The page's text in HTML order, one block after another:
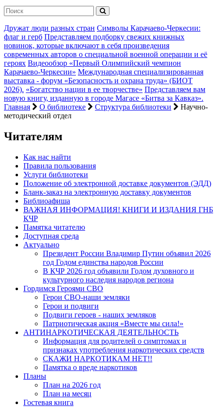
Дружат люди разных стран Символы Карачаево-Черкесии:
флаг и герб Представляем подборку свежих книжных
новинок, которые включают в себя произведения
современных авторов о специальной военной операции и её
героях Видеообзор «Первый Олимпийский чемпион
Карачаево-Черкесии» Международная специализированная
выставка - форум «Безопасность и охрана труда» (БИОТ
2026). «Богатство нации в ее творчестве» Представляем вам
новую книгу, изданную в городе Магасе «Битва за Кавказ».
Главная
О библиотеке Структура библиотеки
Научно-
методический отдел
Читателям
Как нас найти
Правила пользования
Услуги библиотеки
Положение об электронной доставке документов (ЭДД)
Бланк-заказ на электронную доставку документов
Библиоафиша
ВАЖНАЯ ИНФОРМАЦИЯ! КНИГИ И ИЗДАНИЯ ГНБ
КЧР
Памятка читателю
Доступная среда
Актуально
Президент России Владимир Путин объявил 2026
год Годом единства народов России
В КЧР 2026 год объявили Годом духовного и
культурного наследия народов региона
Гордимся Героями СВО
Герои СВО-наши земляки
Герои и подвиги
Подвиги героев - наших земляков
Патриотическая акция «Вместе мы сила!»
АНТИНАРКОТИЧЕСКАЯ ДЕЯТЕЛЬНОСТЬ
Информация для родителей о симптомах и
признаках употребления наркотических средств
СКАЖИ НАРКОТИКАМ НЕТ!!
Памятка о вреде наркотиков
Планы
План на 2026 год
План на месяц
Гостевая книга